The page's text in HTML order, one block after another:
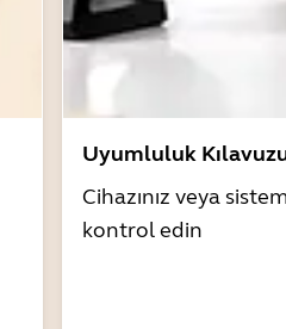
Uyumluluk
Cihazınız veya
kontrol edin